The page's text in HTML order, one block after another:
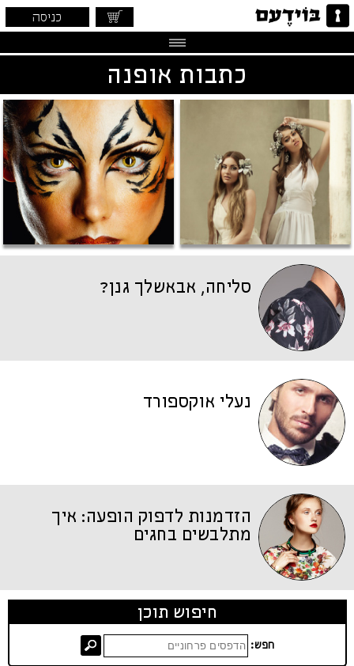
כניסה
כתבות אופנה
סליחה, אבאשלך גנן?
נעלי אוקספורד
הזדמנות לדפוק הופעה: איך
מתלבשים בחגים
חיפוש תוכן
חפש: